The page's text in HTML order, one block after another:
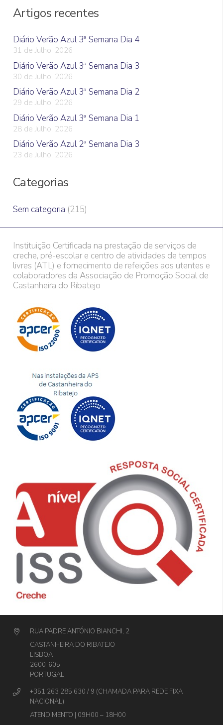
Artigos recentes
Diário Verão Azul 3ª Semana Dia 4
31 de Julho, 2026
Diário Verão Azul 3ª Semana Dia 3
30 de Julho, 2026
Diário Verão Azul 3ª Semana Dia 2
29 de Julho, 2026
Diário Verão Azul 3ª Semana Dia 1
28 de Julho, 2026
Diário Verão Azul 2ª Semana Dia 3
23 de Julho, 2026
Categorias
Sem categoria (215)
Instituição Certificada na prestação de serviços de
creche, pré-escolar e centro de atividades de tempos
livres (ATL) e fornecimento de refeições aos utentes e
colaboradores da Associação de Promoção Social de
Castanheira do Ribatejo
RUA PADRE ANTÓNIO BIANCHI, 2
CASTANHEIRA DO RIBATEJO
LISBOA
2600-605
PORTUGAL
+351 263 285 630 / 9 (CHAMADA PARA REDE FIXA
NACIONAL)
ATENDIMENTO | 09H00 – 18H00